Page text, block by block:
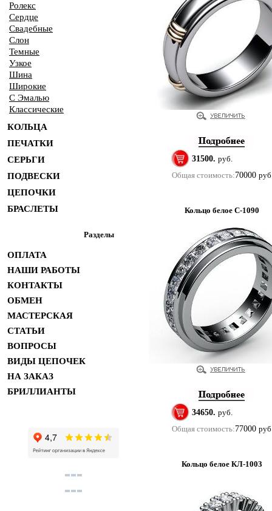
Ролекс
Сердце
Свадебные
Слон
Темные
Узкое
Шина
Широкие
С Эмалью
Классические
КОЛЬЦА
ПЕЧАТКИ
СЕРЬГИ
ПОДВЕСКИ
ЦЕПОЧКИ
БРАСЛЕТЫ
Разделы
ОПЛАТА
НАШИ РАБОТЫ
КОНТАКТЫ
ОБМЕН
МАСТЕРСКАЯ
СТАТЬИ
ВОПРОСЫ
ВИДЫ ЦЕПОЧЕК
НА ЗАКАЗ
БРИЛЛИАНТЫ
31500. руб.
Общая стоимость:70000
Кольцо белое С-1090
34650. руб.
Общая стоимость:77000
Кольцо белое КЛ-1003